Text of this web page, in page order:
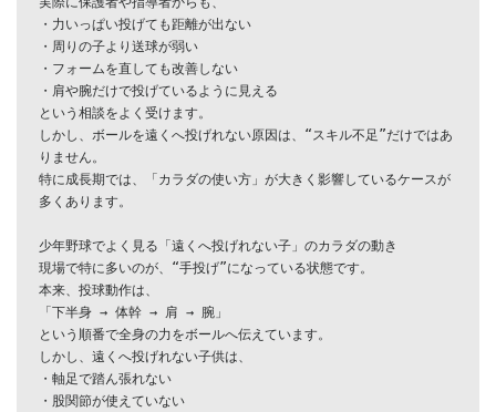
・力いっぱい投げても距離が出ない
・周りの子より送球が弱い
・フォームを直しても改善しない
・肩や腕だけで投げているように見える
という相談をよく受けます。
しかし、ボールを遠くへ投げれない原因は、“スキル不足”だけではあ
りません。
特に成長期では、「カラダの使い方」が大きく影響しているケースが
多くあります。
少年野球でよく見る「遠くへ投げれない子」のカラダの動き
現場で特に多いのが、“手投げ”になっている状態です。
本来、投球動作は、
「下半身 → 体幹 → 肩 → 腕」
という順番で全身の力をボールへ伝えています。
しかし、遠くへ投げれない子供は、
・軸足で踏ん張れない
・股関節が使えていない